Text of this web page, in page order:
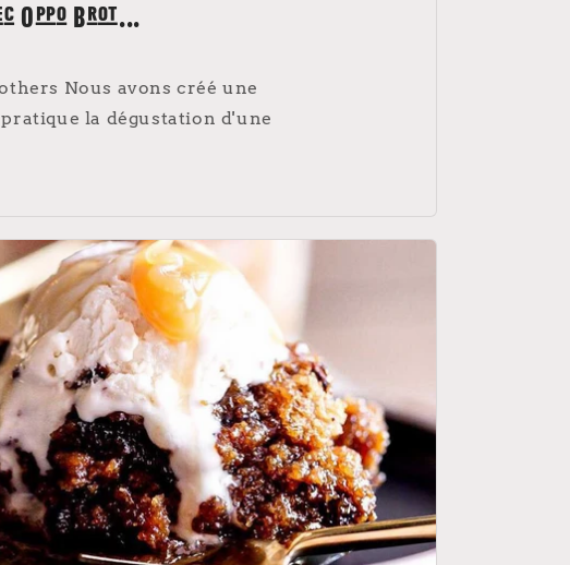
Oppo Brot...
Nous avons créé une
la dégustation d'une